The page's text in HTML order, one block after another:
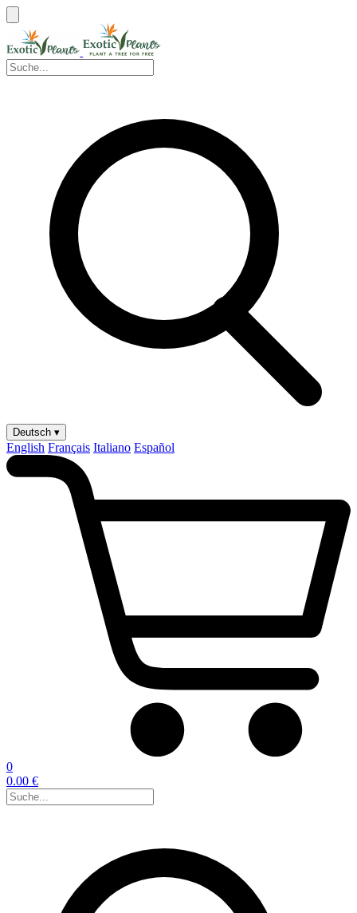
Deutsch ▾
English Français Italiano Español
0
0.00 €